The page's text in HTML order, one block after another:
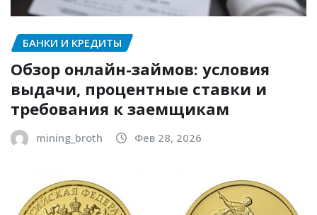
БАНКИ И КРЕДИТЫ
Обзор онлайн-займов: условия
выдачи, процентные ставки и
требования к заемщикам
mining_broth Фев 28, 2026